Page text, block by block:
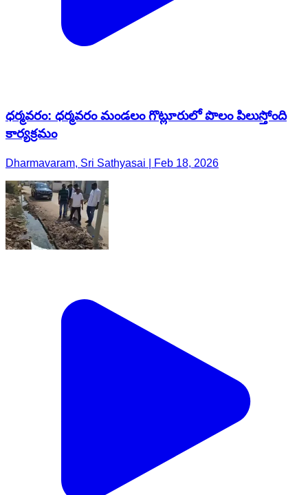
ధర్మవరం: ధర్మవరం మండలం గొట్లూరులో పొలం పిలుస్తోంది
కార్యక్రమం
Dharmavaram, Sri Sathyasai | Feb 18, 2026